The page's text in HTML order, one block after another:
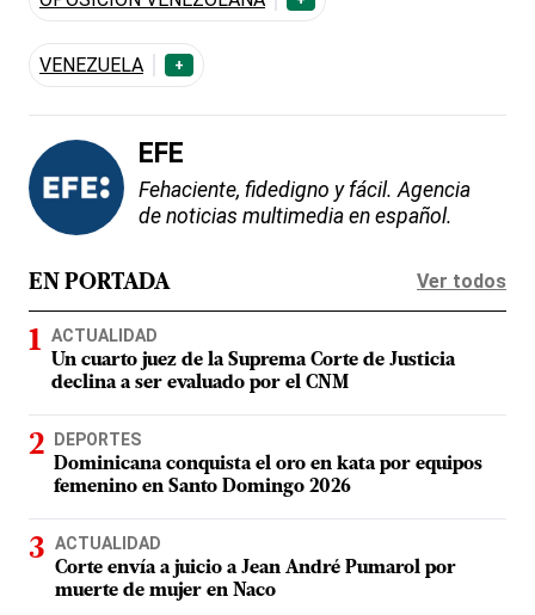
VENEZUELA +
EFE
Fehaciente, fidedigno y fácil. Agencia
de noticias multimedia en español.
EN PORTADA Ver todos
ACTUALIDAD
Un cuarto juez de la Suprema Corte de Justicia
declina a ser evaluado por el CNM
DEPORTES
Dominicana conquista el oro en kata por equipos
femenino en Santo Domingo 2026
ACTUALIDAD
Corte envía a juicio a Jean André Pumarol por
muerte de mujer en Naco